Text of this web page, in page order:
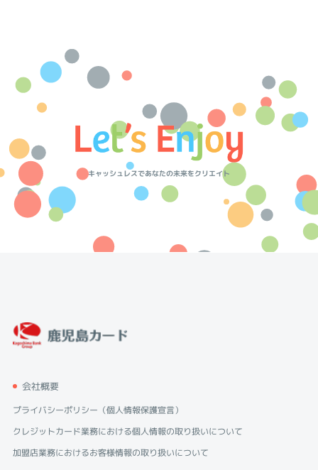
キャッシュレスであなたの未来をクリエイト
会社概要
プライバシーポリシー（個人情報保護宣言）
クレジットカード業務における個人情報の取り扱いについて
加盟店業務におけるお客様情報の取り扱いについて